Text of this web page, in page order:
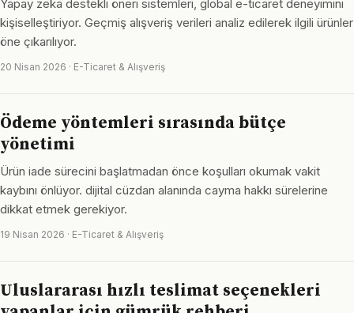
Yapay zeka destekli öneri sistemleri, global e-ticaret deneyimini
kişiselleştiriyor. Geçmiş alışveriş verileri analiz edilerek ilgili ürünler
öne çıkarılıyor.
20 Nisan 2026 · E-Ticaret & Alışveriş
Ödeme yöntemleri sırasında bütçe
yönetimi
Ürün iade sürecini başlatmadan önce koşulları okumak vakit
kaybını önlüyor. dijital cüzdan alanında cayma hakkı sürelerine
dikkat etmek gerekiyor.
19 Nisan 2026 · E-Ticaret & Alışveriş
Uluslararası hızlı teslimat seçenekleri